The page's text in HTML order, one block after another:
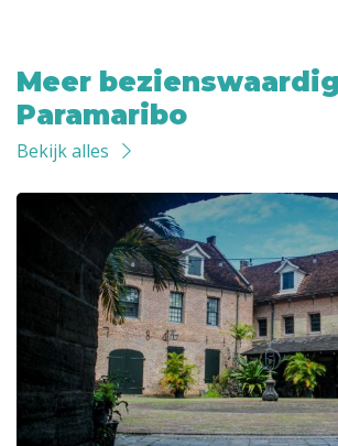
Meer
Paramaribo
Bekijk alles